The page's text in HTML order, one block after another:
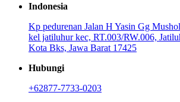
Indonesia
Kp pedurenan Jalan H Yasin Gg
kel jatiluhur kec, RT.003/RW.006,
Kota Bks, Jawa Barat 17425
Hubungi
+62877-7733-0203